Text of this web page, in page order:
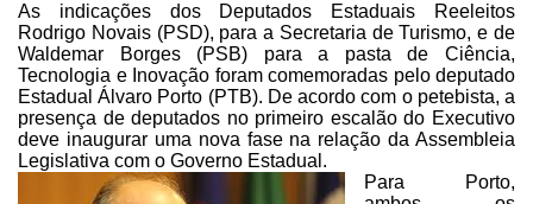
As indicações dos Deputados Estaduais Reeleitos
Rodrigo Novais (PSD), para a Secretaria de Turismo, e de
Waldemar Borges (PSB) para a pasta de Ciência,
Tecnologia e Inovação foramcomemoradas pelo deputado
Estadual Álvaro Porto (PTB). De acordo com opetebista, a
presença de deputados no primeiro escalão do Executivo
deve inauguraruma nova fase na relação da Assembleia
Legislativa com o Governo Estadual.
Para Porto,